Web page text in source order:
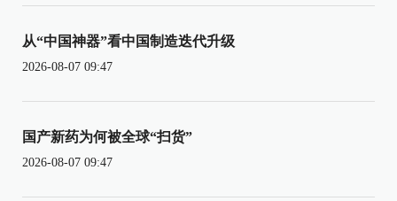
从“中国神器”看中国制造迭代升级
2026-08-07 09:47
国产新药为何被全球“扫货”
2026-08-07 09:47